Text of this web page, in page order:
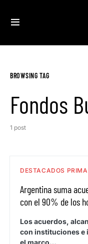
BROWSING TAG
Fondos
1 post
DESTACADOS
Argentina suma
con el 90% de los
Los acuerdos,
con instituciones e
el marco…